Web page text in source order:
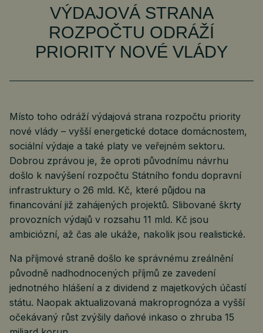
VÝDAJOVÁ STRANA
ROZPOČTU ODRÁŽÍ
PRIORITY NOVÉ VLÁDY
Místo toho odráží výdajová strana rozpočtu priority
nové vlády – vyšší energetické dotace domácnostem,
sociální výdaje a také platy ve veřejném sektoru.
Dobrou zprávou je, že oproti původnímu návrhu
došlo k navýšení rozpočtu Státního fondu dopravní
infrastruktury o 26 mld. Kč, které půjdou na
financování již zahájených projektů. Slibované škrty
provozních výdajů v rozsahu 11 mld. Kč jsou
ambiciózní, až čas ale ukáže, nakolik jsou realistické.
Na příjmové straně došlo ke správnému zreálnění
původně nadhodnocených příjmů ze zavedení
jednotného hlášení a z dividend z majetkových účastí
státu. Naopak aktualizovaná makroprognóza a vyšší
očekávaný růst zvýšily daňové inkaso o zhruba 15